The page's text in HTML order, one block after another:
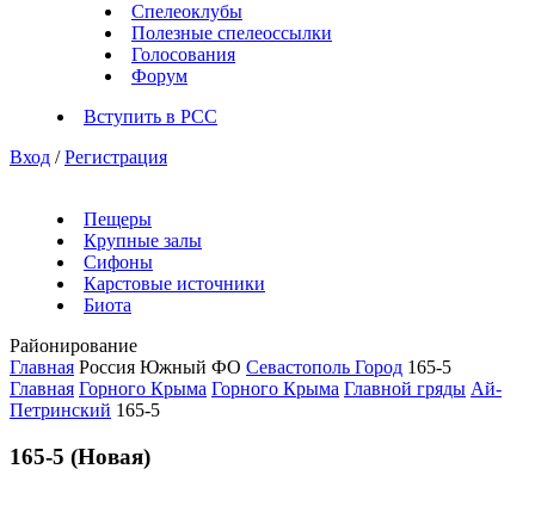
Спелеоклубы
Полезные спелеоссылки
Голосования
Форум
Вступить в РСС
Вход / Регистрация
Пещеры
Крупные залы
Сифоны
Карстовые источники
Биота
Районирование
Главная Россия Южный ФО Севастополь Город 165-5
Главная Горного Крыма Горного Крыма Главной гряды Ай-
Петринский 165-5
165-5 (Новая)